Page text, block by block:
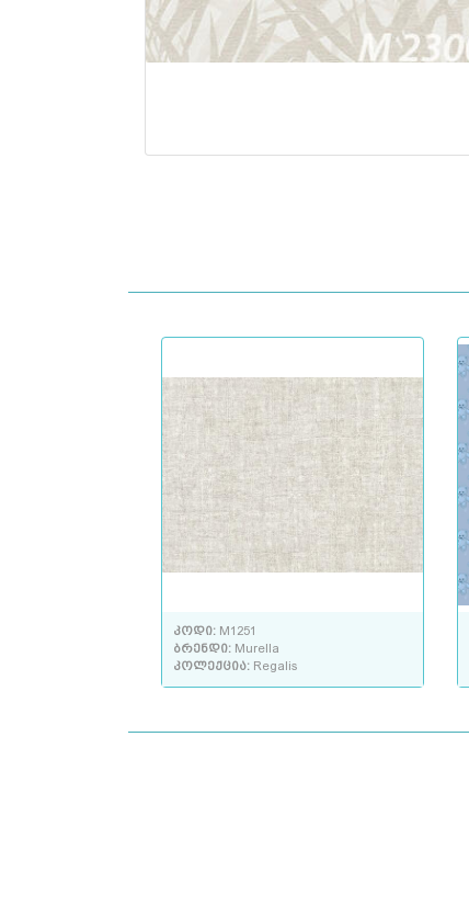
კოდი: M1251
ბრენდი: Murella
კოლექცია: Regalis